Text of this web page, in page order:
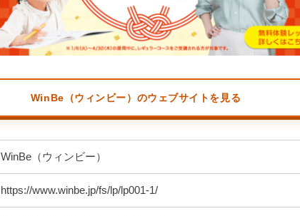
WinBe（ウィンビー）のウェブサイトを見る
WinBe（ウィンビー）
https://www.winbe.jp/fs/lp/lp001-1/